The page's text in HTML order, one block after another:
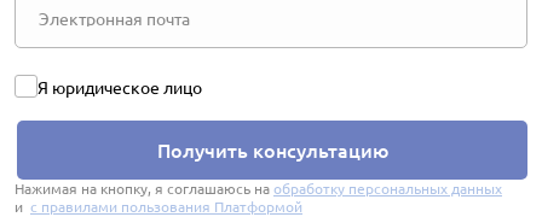
Я юридическое лицо
Получить консультацию
Нажимая на кнопку, я соглашаюсь наобработку персональных данных
и с правилами пользования Платформой